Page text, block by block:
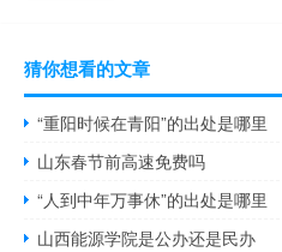
猜你想看的文章
“重阳时候在青阳”的出处是哪里
山东春节前高速免费吗
“人到中年万事休”的出处是哪里
山西能源学院是公办还是民办